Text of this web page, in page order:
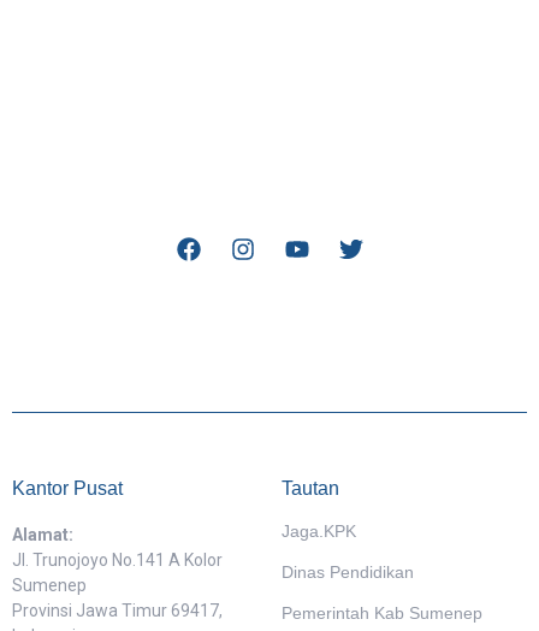
Kantor Pusat
Alamat:
Jl. Trunojoyo No.141 A Kolor
Sumenep
Provinsi Jawa Timur 69417,
Tautan
Jaga.KPK
Dinas Pendidikan
Pemerintah Kab Sumenep